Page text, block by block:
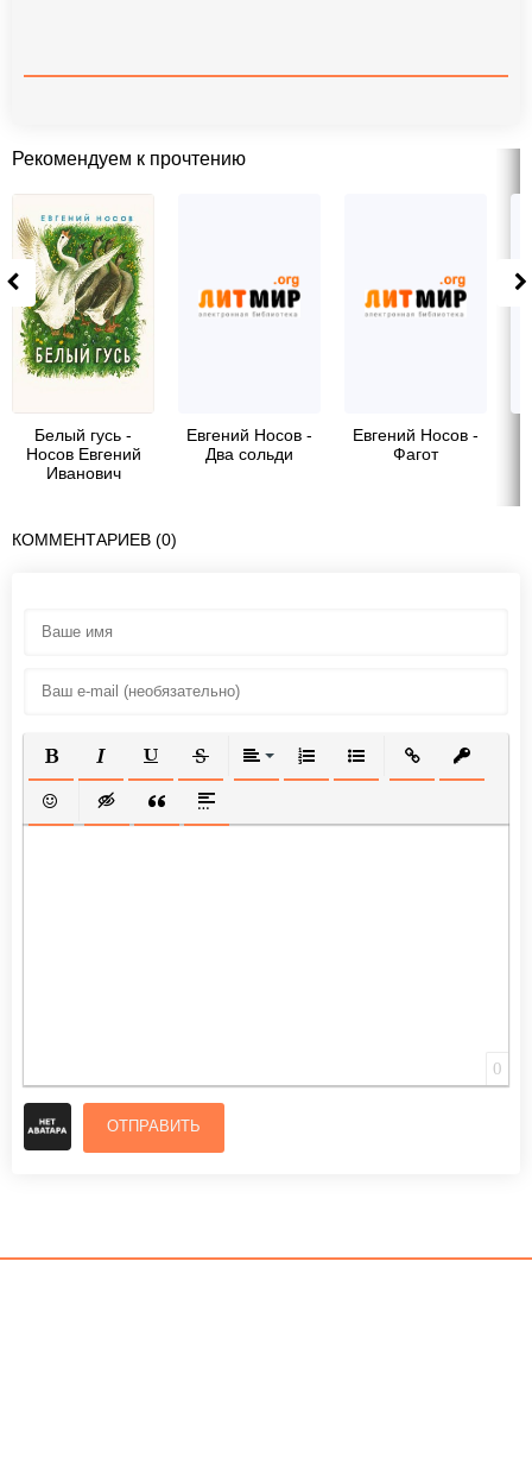
Рекомендуем к прочтению
Белый гусь -
Носов Евгений
Иванович
Евгений Носов -
Два сольди
Евгений Носов -
Фагот
КОММЕНТАРИЕВ (0)
ПОЛУЖИРНЫЙ
КУРСИВПОДЧЕРКНУТЫЙ
ЗАЧЕРКНУТЫЙВЫРАВНИВАНИЕ
НУМЕРОВАННЫЙ СПИСОК
МАРКИРОВАННЫЙ
ВСТАВИТЬ
ВСТАВИТЬ СМАЙЛИК
ВСТАВКА СКРЫТОГО ТЕКСТА
ВСТАВКА ЦИТАТЫ
ВСТАВКА СПОЙЛЕРА
0
ОТПРАВИТЬ